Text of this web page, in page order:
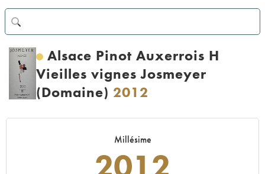
Alsace Pinot Auxerrois H
Vieilles vignes Josmeyer
(Domaine) 2012
Millésime